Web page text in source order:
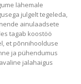
lähemale
julgelt tegeleda,
ainulaadsete
tagab koostöö
et põnnihoolduse
ja pühendumus
jalahaigus